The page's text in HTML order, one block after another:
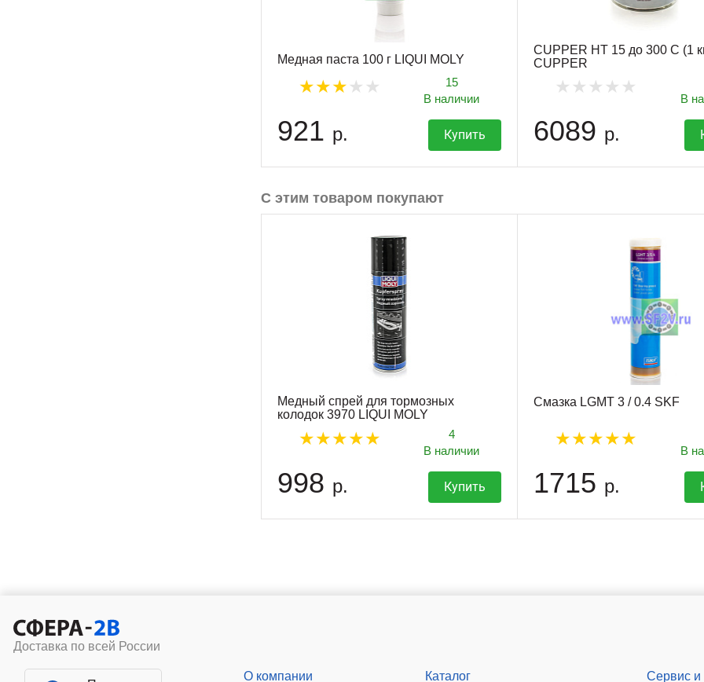
Медная паста 100 г LIQUI MOLY
15
В наличии
921 р. Купить
CUPPER HT 15 до 300 С (1
CUPPER
В
6089 р.
С этим товаром покупают
Медный спрей для тормозных
колодок 3970 LIQUI MOLY
4
В наличии
998 р. Купить
Смазка LGMT 3 / 0.4 SKF
В
1715 р.
Доставка по всей России
О компании Каталог Сервис и